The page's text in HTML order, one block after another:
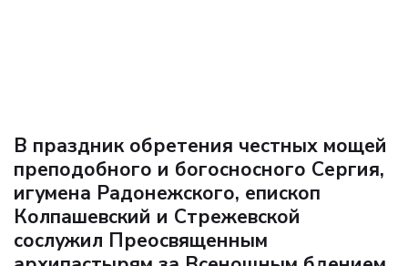
В праздник обретения честных мощей
преподобного и богосносного Сергия,
игумена Радонежского, епископ
Колпашевский и Стрежевской
сослужил Преосвященным